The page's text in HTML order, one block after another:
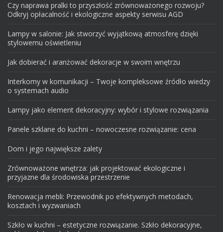
Czy naprawa pralki to przyszłość zrównoważonego rozwoju?
Odkryj opłacalność i ekologiczne aspekty serwisu AGD
Lampy w salonie: Jak stworzyć wyjątkową atmosferę dzięki
stylowemu oświetleniu
Jak dobierać i aranżować dekoracje w swoim wnętrzu
Interkomy w komunikacji – Twoje kompleksowe źródło wiedzy
o systemach audio
Lampy jako element dekoracyjny: wybór i stylowe rozwiązania
Panele szklane do kuchni – nowoczesne rozwiązanie: cena
Dom i jego największe zalety
Zrównoważone wnętrza: jak projektować ekologiczne i
przyjazne dla środowiska przestrzenie
Renowacja mebli: Przewodnik po efektywnych metodach,
kosztach i wyzwaniach
Szkło w kuchni – estetyczne rozwiązanie. Szkło dekoracyjne,